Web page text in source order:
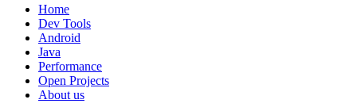
Skip
content
Home
Dev Tools
Android
Java
Performance
Open Projects
About us